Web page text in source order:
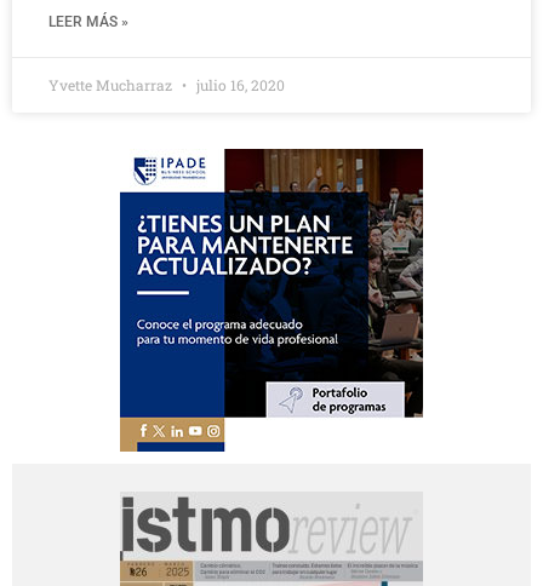
LEER MÁS »
Yvette Mucharraz julio 16, 2020